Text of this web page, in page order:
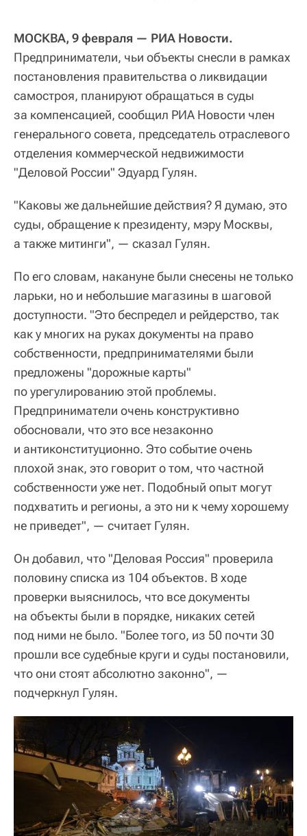
МОСКВА, 9 февраля — РИА Новости.
Предприниматели, чьи объекты снесли в рамках
постановления правительства о ликвидации
самостроя, планируют обращаться в суды
за компенсацией, сообщил РИА Новости член
генерального совета, председатель отраслевого
отделения коммерческой недвижимости
"Деловой России" Эдуард Гулян.
"Каковы же дальнейшие действия? Я думаю, это
суды, обращение к президенту, мэру Москвы,
а также митинги", — сказал Гулян.
По его словам, накануне были снесены не только
ларьки, но и небольшие магазины в шаговой
доступности. "Это беспредел и рейдерство, так
как у многих на руках документы на право
собственности, предпринимателями были
предложены "дорожные карты"
по урегулированию этой проблемы.
Предприниматели очень конструктивно
обосновали, что это все незаконно
и антиконституционно. Это событие очень
плохой знак, это говорит о том, что частной
собственности уже нет. Подобный опыт могут
подхватить и регионы, а это ни к чему хорошему
не приведет", — считает Гулян.
Он добавил, что "Деловая Россия" проверила
половину списка из 104 объектов. В ходе
проверки выяснилось, что все документы
на объекты были в порядке, никаких сетей
под ними не было. "Более того, из 50 почти 30
прошли все судебные круги и суды постановили,
что они стоят абсолютно законно", —
подчеркнул Гулян.